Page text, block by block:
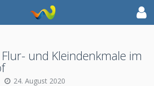
und Kleindenkmale im
24. August 2020